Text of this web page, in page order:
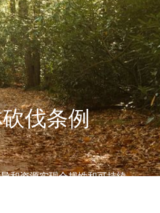
伐条例
和资源实现合规性和可持续